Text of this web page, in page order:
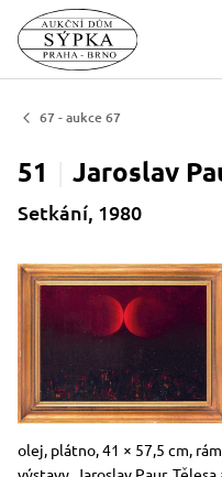
67 - aukce 67
51 Jaroslav
Setkání, 1980
Rozměry
Stručný popis předmětu
olej, plátno, 41 × 57,5 cm,